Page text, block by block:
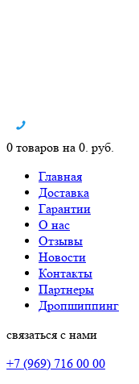
0 товаров на 0. руб.
Главная
Доставка
Гарантии
О нас
Отзывы
Новости
Контакты
Партнеры
Дропшиппинг
связаться с нами
+7 (969) 716 00 00